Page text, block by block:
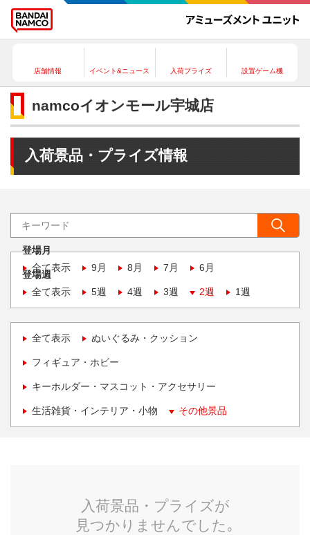
店舗情報 イベント&ニュース 入荷プライズ 設置ゲーム機
namcoイオンモール宇城店
入荷景品・プライズ情報
登場月
全て表示
9月 8月 7月 6月
登場週
全て表示
5週 4週 3週 2週 1週
全て表示 ぬいぐるみ・クッション
フィギュア・ホビー
キーホルダー・マスコット・アクセサリー
生活雑貨・インテリア・小物 その他景品